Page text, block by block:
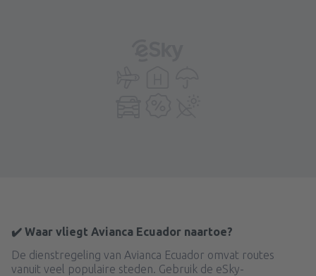
✔️ Waar vliegt Avianca Ecuador naartoe?
De dienstregeling van Avianca Ecuador omvat routes
vanuit veel populaire steden. Gebruik de eSky-